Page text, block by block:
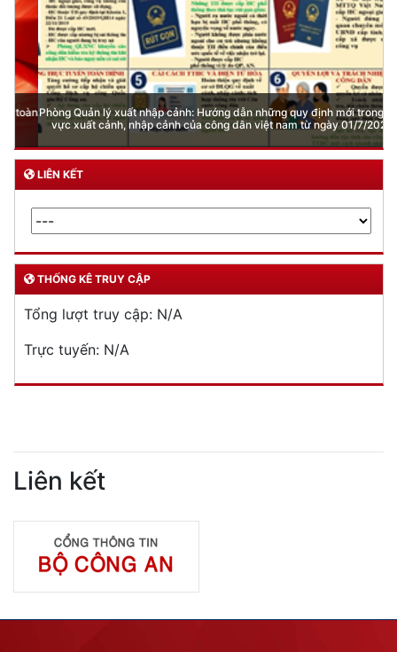
Phòng Quản lý xuất nhập cảnh: Hướng dẫn những quy định mới trong lĩnh
vực xuất cảnh, nhập cảnh của công dân việt nam từ ngày 01/7/2026
LIÊN KẾT
THỐNG KÊ TRUY CẬP
Tổng lượt truy cập: N/A
Trực tuyến: N/A
Liên kết